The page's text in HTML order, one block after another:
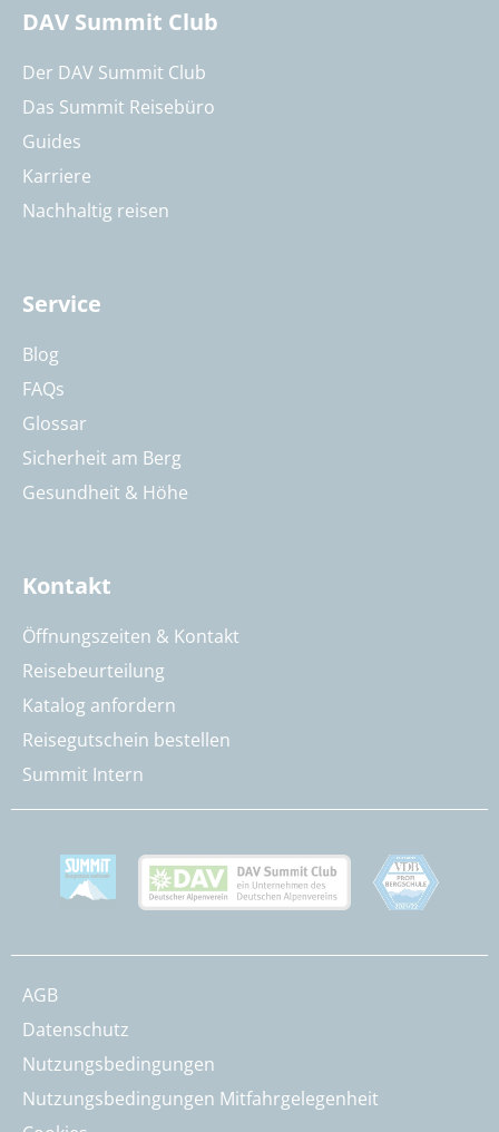
DAV Summit Club
Der DAV Summit Club
Das Summit Reisebüro
Guides
Karriere
Nachhaltig reisen
Service
Blog
FAQs
Glossar
Sicherheit am Berg
Gesundheit & Höhe
Kontakt
Öffnungszeiten & Kontakt
Reisebeurteilung
Katalog anfordern
Reisegutschein bestellen
Summit Intern
AGB
Datenschutz
Nutzungsbedingungen
Nutzungsbedingungen Mitfahrgelegenheit